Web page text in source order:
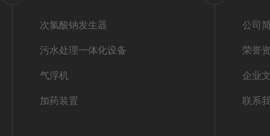
次氯酸钠发生器
污水处理一体化设备
气浮机
加药装置
公司
荣誉
企业
联系